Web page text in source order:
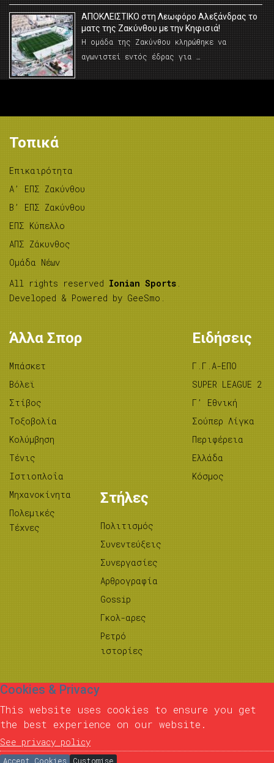
AΠΟΚΛΕΙΣΤΙΚΟ στη Λεωφόρο Αλεξάνδρας το
ματς της Ζακύνθου με την Κηφισιά!
Η ομάδα της Ζακύνθου κληρώθηκε να
αγωνιστεί εντός έδρας για …
Τοπικά
Επικαιρότητα
A’ ΕΠΣ Ζακύνθου
B’ ΕΠΣ Ζακύνθου
ΕΠΣ Κύπελλο
ΑΠΣ Ζάκυνθος
Ομάδα Νέων
All rights reserved Ionian Sports .
Developed & Powered by GeeSmo .
Άλλα Σπορ
Μπάσκετ
Βόλεϊ
Στίβος
Tοξοβολία
Κολύμβηση
Τένις
Ιστιοπλοΐα
Μηχανοκίνητα
Πολεμικές
Τέχνες
Ειδήσεις
Γ.Γ.Α-ΕΠΟ
SUPER LEAGUE 2
Γ’ Εθνική
Σούπερ Λίγκα
Περιφέρεια
Ελλάδα
Κόσμος
Στήλες
Πολιτισμός
Συνεντεύξεις
Συνεργασίες
Αρθρογραφία
Gossip
Γκολ-αρες
Ρετρό
ιστορίες
Cookies & Privacy
This website uses cookies to ensure you get
the best experience on our website.
See privacy policy
Accept Cookies Customise